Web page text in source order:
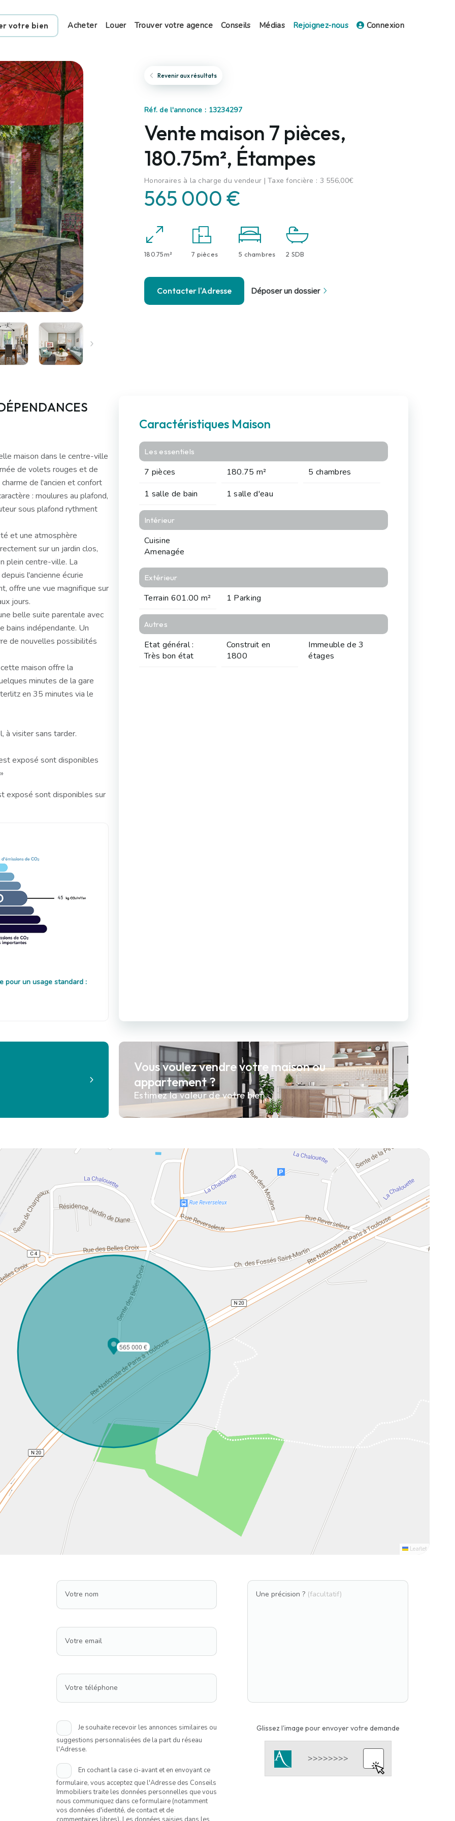
votre bien Acheter Louer Trouver votre agence Conseils Médias Rejoignez-nous Connexion
Revenir aux résultats
Réf. de l'annonce : 13234297
Vente maison 7 pièces,
180.75m², Étampes
Honoraires à la charge du vendeur | Taxe foncière : 3 556,00€
565 000 €
180.75m² 7 pièces 5 chambres 2 SDB
Contacter l'Adresse Déposer un dossier
maison dans le centre-ville
de volets rouges et de
de l'ancien et confort
: moulures au plafond,
sous plafond rythment
et une atmosphère
sur un jardin clos,
plein centre-ville. La
l'ancienne écurie
offre une vue magnifique sur
jours.
belle suite parentale avec
bains indépendante. Un
de nouvelles possibilités
maison offre la
minutes de la gare
en 35 minutes via le
à visiter sans tarder.
exposé sont disponibles
exposé sont disponibles sur
45
pour un usage standard :
Caractéristiques Maison
Les essentiels
7 pièces 180.75 m²
5 chambres
1 salle de bain
1 salle d'eau
Intérieur
Cuisine
Amenagée
Extérieur
Terrain 601.00 m² 1 Parking
Autres
Etat général :
Très bon état
Construit en
1800
Immeuble de 3
étages
Vous voulez vendre votre maison ou
appartement ?
Estimez la valeur de votre bien.
565 000 €
Leaflet
Votre nom
Votre email
Votre téléphone
Je souhaite recevoir les annonces similaires ou
suggestions personnalisées de la part du réseau
l'Adresse.
En cochant la case ci-avant et en envoyant ce
formulaire, vous acceptez que l'Adresse des Conseils
Immobiliers traite les données personnelles que vous
nous communiquez dans ce formulaire (notamment
vos données d'identité, de contact et de
Une précision ? (facultatif)
Glissez l'image pour envoyer votre demande